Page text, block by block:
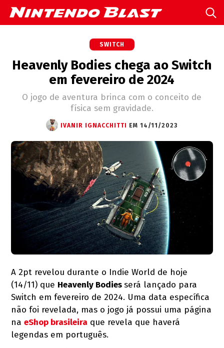
SWITCH
Heavenly Bodies chega ao Switch
em fevereiro de 2024
O jogo de aventura brinca com o conceito de
física sem gravidade.
IVANIR IGNACCHITTI EM 14/11/2023
A 2pt revelou durante o Indie World de hoje
(14/11) que Heavenly Bodiesserá lançado para
Switch em fevereiro de 2024. Uma data específica
não foi revelada, mas o jogo já possui uma página
naeShop brasileira que revela que haverá
legendas em português.